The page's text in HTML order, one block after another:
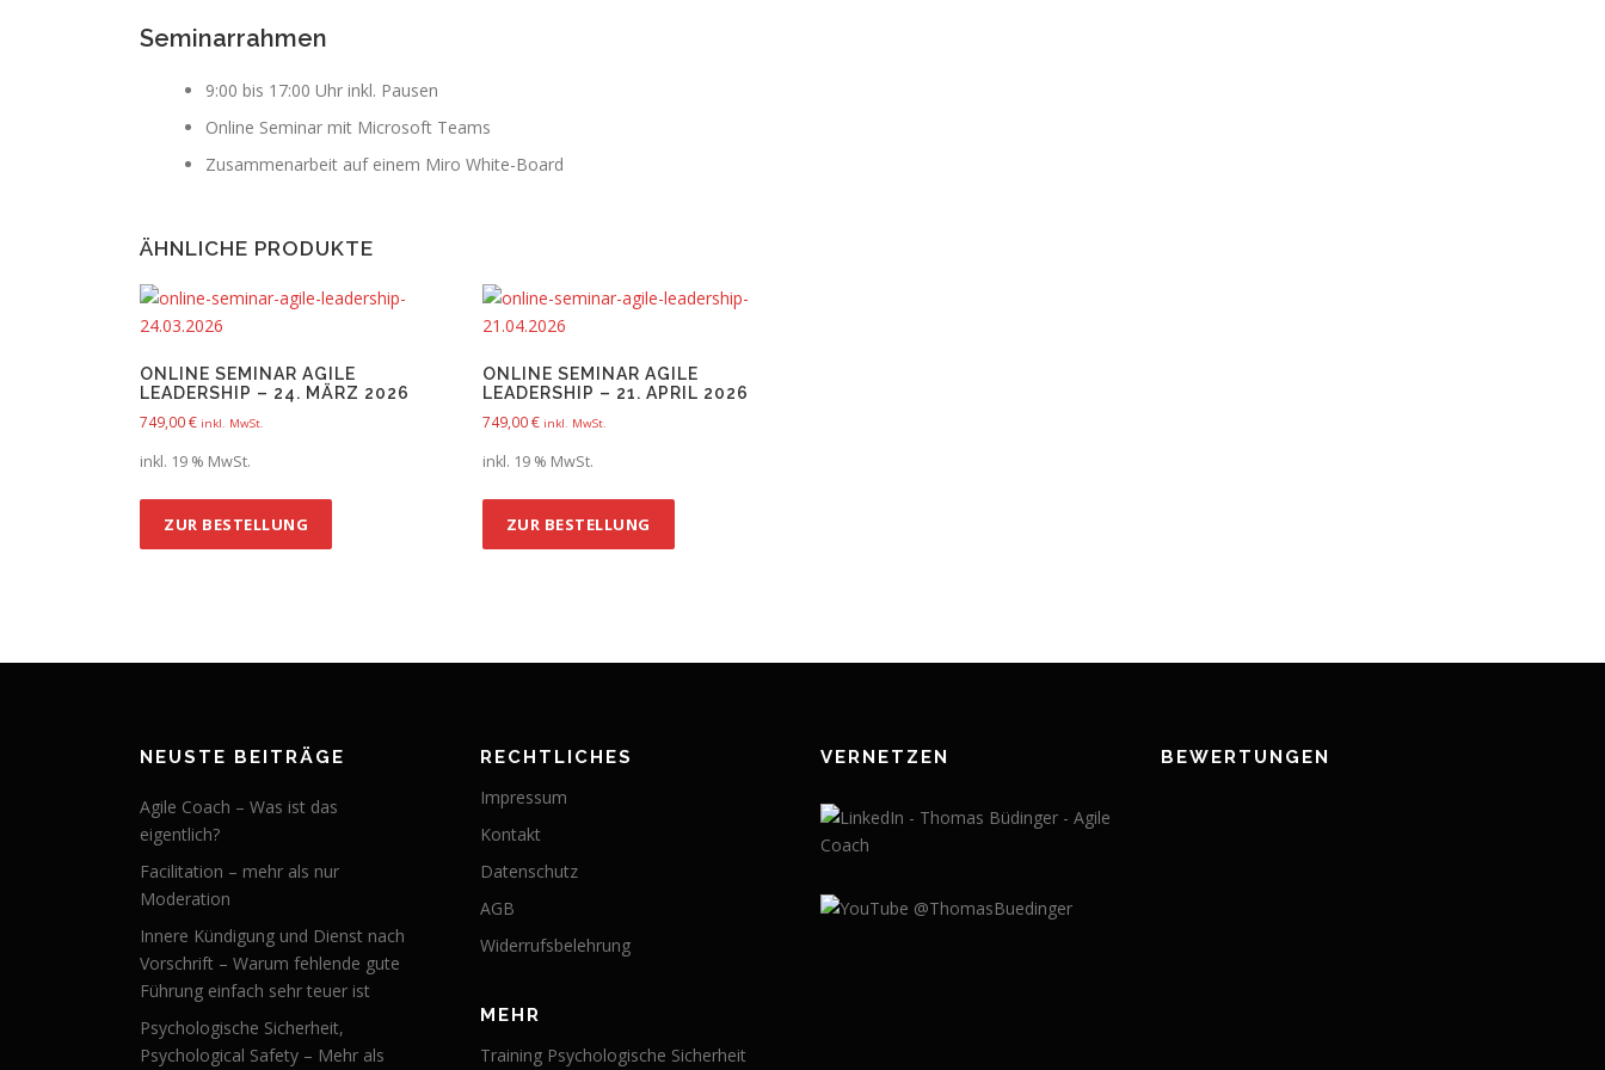
Seminarrahmen
9:00 bis 17:00 Uhr inkl. Pausen
Online Seminar mit Microsoft Teams
Zusammenarbeit auf einem Miro White-Board
ÄHNLICHE PRODUKTE
ONLINE SEMINAR AGILE
LEADERSHIP – 24. MÄRZ 2026
749,00€ inkl. MwSt.
inkl. 19 % MwSt.
ZUR BESTELLUNG
ONLINE SEMINAR AGILE
LEADERSHIP – 21. APRIL 2026
749,00€ inkl. MwSt.
inkl. 19 % MwSt.
ZUR BESTELLUNG
NEUSTE BEITRÄGE
Agile Coach – Was ist das
eigentlich?
Facilitation – mehr als nur
Moderation
Innere Kündigung und Dienst nach
Vorschrift – Warum fehlende gute
Führung einfach sehr teuer ist
Psychologische Sicherheit,
Psychological Safety – Mehr als
RECHTLICHES
Impressum
Kontakt
Datenschutz
AGB
Widerrufsbelehrung
MEHR
Training Psychologische Sicherheit
VERNETZEN BEWERTUNGEN